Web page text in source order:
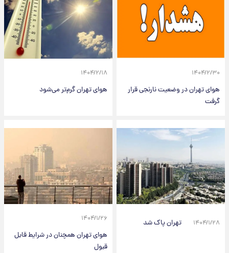
۱۴۰۴/۲/۳۰
هوای تهران در وضعیت نارنجی قرار
گرفت
۱۴۰۴/۲/۱۸
هوای تهران گرم‌تر می‌شود
۱۴۰۴/۱/۲۸ تهران پاک شد ۱۴۰۴/۱/۲۶
هوای تهران همچنان در شرایط قابل
قبول